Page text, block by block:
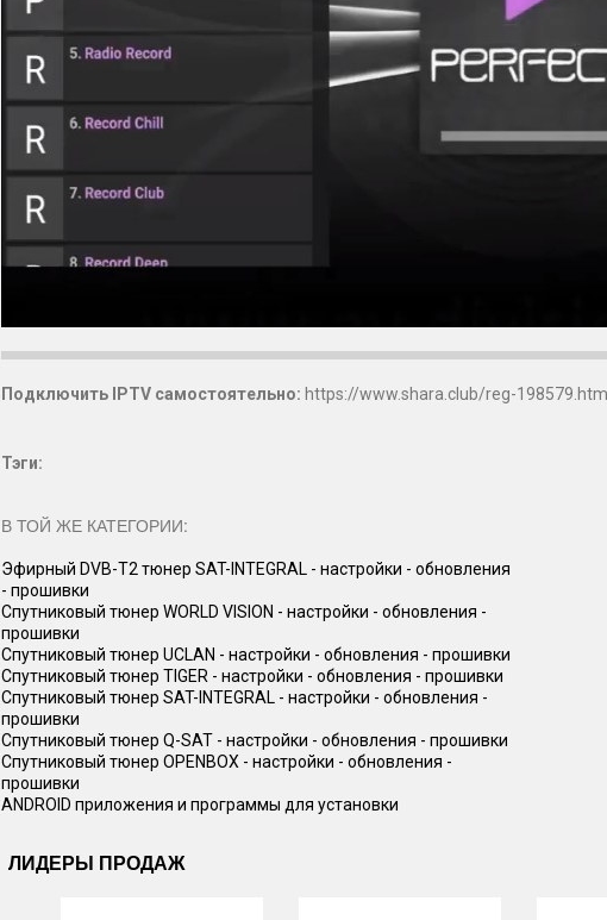
Подключить IPTV самостоятельно: https://www.shara.club/reg-
Тэги:
В ТОЙ ЖЕ КАТЕГОРИИ:
Эфирный DVB-T2 тюнер SAT-INTEGRAL - настройки - обновления
- прошивки
Спутниковый тюнер WORLD VISION - настройки - обновления -
прошивки
Спутниковый тюнер UCLAN - настройки - обновления - прошивки
Спутниковый тюнер TIGER - настройки - обновления - прошивки
Спутниковый тюнер SAT-INTEGRAL - настройки - обновления -
прошивки
Спутниковый тюнер Q-SAT - настройки - обновления - прошивки
Спутниковый тюнер OPENBOX - настройки - обновления -
прошивки
ANDROID приложения и программы для установки
ЛИДЕРЫ ПРОДАЖ